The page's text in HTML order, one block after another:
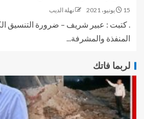
15 يونيو، 2021 نهلة الديب
. كتبت : عبير شريف – ضرورة التنسيق
المنفذة والمشرفة...
لربما فاتك